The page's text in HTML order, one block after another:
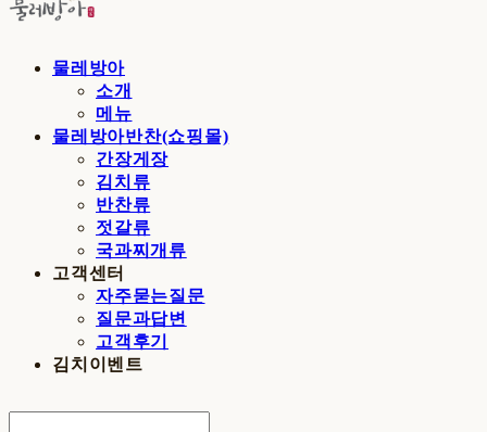
물레방아
소개
메뉴
물레방아반찬(쇼핑몰)
간장게장
김치류
반찬류
젓갈류
국과찌개류
고객센터
자주묻는질문
질문과답변
고객후기
김치이벤트